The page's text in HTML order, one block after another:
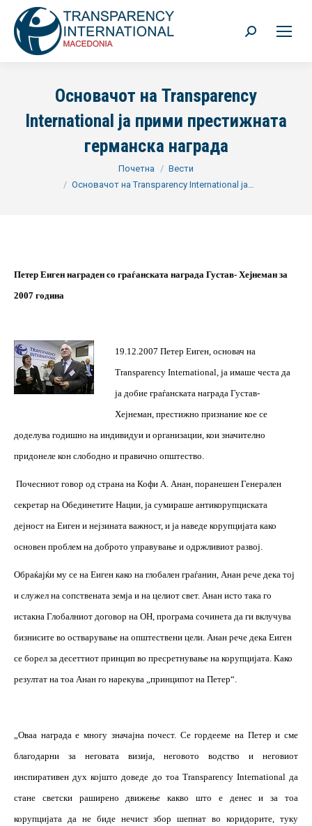
Search:
Основачот на Transparency
International ја прими престижната
германска награда
Почетна
Вести
Основачот на Transparency International ја…
Петер Еиген награден со граѓанската награда Густав- Хејнеман за
2007 година
19.12.2007 Петер Еиген, основач на
Transparency International, ја имаше честа да
ја добие граѓанската награда Густав-
Хејнеман, престижно признание кое се
доделува годишно на индивидуи и организации, кои значително
придонеле кон слободно и правично општество.
Почесниот говор од страна на Кофи А. Анан, поранешен Генерален
секретар на Обединетите Нации, ја сумираше антикорупциската
дејност на Еиген и нејзината важност, и ја наведе корупцијата како
основен проблем на доброто управување и одржливиот развој.
Обраќајќи му се на Еиген како на глобален граѓанин, Анан рече дека тој
и служел на сопствената земја и на целиот свет. Анан исто така го
истакна Глобалниот договор на ОН, програма сочинета да ги вклучува
бизнисите во остварување на општествени цели. Анан рече дека Еиген
се борел за десеттиот принцип во пресретнување на корупцијата. Како
резултат на тоа Анан го нарекува „принципот на Петер“.
„Оваа награда е многу значајна почест. Се гордееме на Петер и сме
благодарни за неговата визија, неговото водство и неговиот
инспиративен дух којшто доведе до тоа Transparency International да
стане светски раширено движење какво што е денес и за тоа
корупцијата да не биде нечист збор шепнат во коридорите, туку